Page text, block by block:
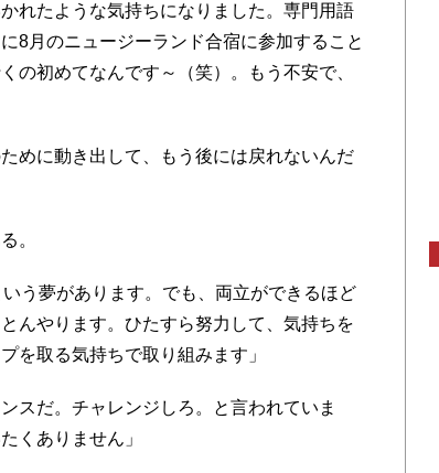
れたような気持ちになりました。専門用語
8月のニュージーランド合宿に参加すること
の初めてなんです～（笑）。もう不安で、
めに動き出して、もう後には戻れないんだ
。
う夢があります。でも、両立ができるほど
んやります。ひたすら努力して、気持ちを
を取る気持ちで取り組みます」
スだ。チャレンジしろ。と言われていま
くありません」